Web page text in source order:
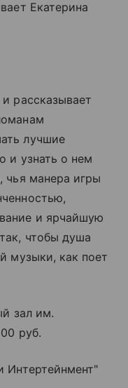
Екатерина
рассказывает
лучшие
и узнать о нем
чья манера игры
и ярчайшую
чтобы душа
музыки, как поет
зал им.
руб.
Интертейнмент"